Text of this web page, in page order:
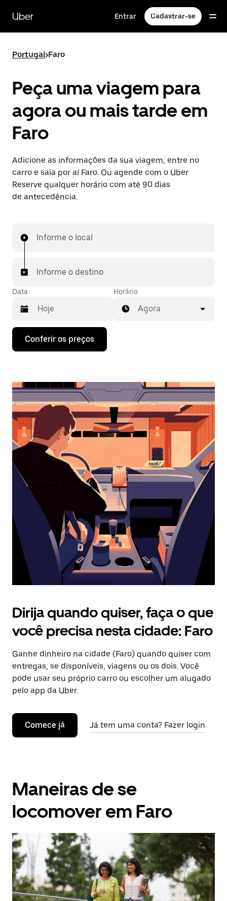
para
conteúdo
Uber Entrar Cadastrar-se
Portugal>Faro
Peça uma viagem para
agora ou mais tarde em
Faro
Adicione as informações da sua viagem, entre no
carro e saia por aí Faro. Ou agende com o Uber
Reserve qualquer horário com até 90 dias
de antecedência.
Informe o local
Informe o destino
Data
Pressione
seta
interagir
o
calendário
selecionar
uma
data.
Pressione
a
tecla
“ESC”
o
calendário.
Horário
Agora
Conferir os preços
Dirija quando quiser, faça o que
você precisa nesta cidade: Faro
Ganhe dinheiro na cidade (Faro) quando quiser com
entregas, se disponíveis, viagens ou os dois. Você
pode usar seu próprio carro ou escolher um alugado
pelo app da Uber.
Comece já Já tem uma conta? Fazer login
Maneiras de se
locomover em Faro